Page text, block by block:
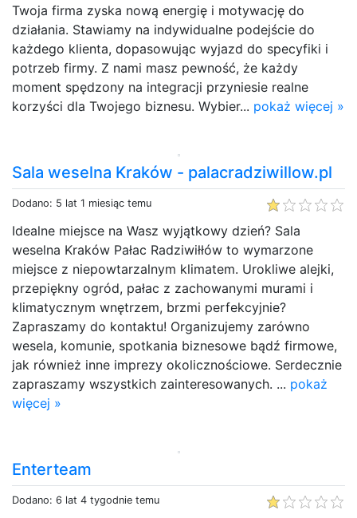
Twoja firma zyska nową energię i motywację do
działania. Stawiamy na indywidualne podejście do
każdego klienta, dopasowując wyjazd do specyfiki i
potrzeb firmy. Z nami masz pewność, że każdy
moment spędzony na integracji przyniesie realne
korzyści dla Twojego biznesu. Wybier... pokaż więcej »
Sala weselna Kraków - palacradziwillow.pl
Dodano: 5 lat 1 miesiąc temu
Idealne miejsce na Wasz wyjątkowy dzień? Sala
weselna Kraków Pałac Radziwiłłów to wymarzone
miejsce z niepowtarzalnym klimatem. Urokliwe alejki,
przepiękny ogród, pałac z zachowanymi murami i
klimatycznym wnętrzem, brzmi perfekcyjnie?
Zapraszamy do kontaktu! Organizujemy zarówno
wesela, komunie, spotkania biznesowe bądź firmowe,
jak również inne imprezy okolicznościowe. Serdecznie
zapraszamy wszystkich zainteresowanych. ... pokaż
więcej »
Enterteam
Dodano: 6 lat 4 tygodnie temu